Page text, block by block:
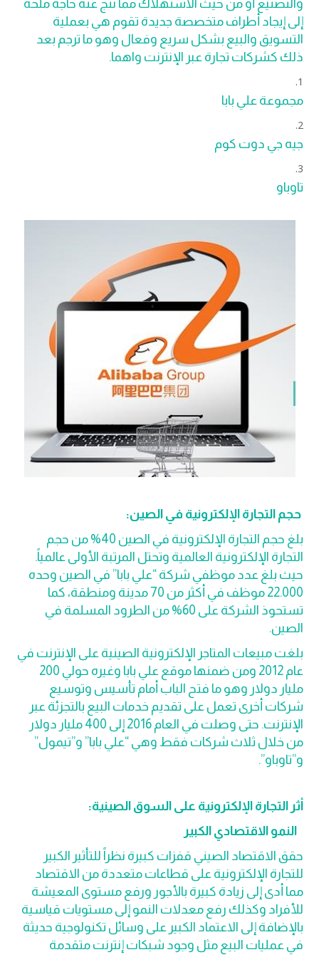
والتصنيع أو من حيث الاستهلاك مما نتج عنه حاجة ملحة
إلى إيجاد أطراف متخصصة جديدة تقوم هي بعملية
التسويق والبيع بشكل سريع وفعال وهو ما ترجم بعد
ذلك كشركات تجارة عبر الإنترنت واهما.
مجموعة علي بابا
جيه جي دوت كوم
تاوباو
حجم التجارة الإلكترونية في الصين:
بلغ حجم التجارة الإلكترونية في الصين 40% من حجم
التجارة الإلكترونية العالمية وتحتل المرتبة الأولى عالمياً.
حيث بلغ عدد موظفي شركة “علي بابا” في الصين وحده
22.000 موظف في أكثر من 70 مدينة ومنطقة، كما
تستحوذ الشركة على 60% من الطرود المسلمة في
الصين.
بلغت مبيعات المتاجر الإلكترونية الصينية على الإنترنت في
عام 2012 ومن ضمنها موقع علي بابا وغيره حولي 200
مليار دولار وهو ما فتح الباب أمام تأسيس وتوسيع
شركات أخرى تعمل على تقديم خدمات البيع بالتجزئة عبر
الإنترنت. حتى وصلت في العام 2016 إلى 400 مليار دولار
من خلال ثلاث شركات فقط وهي “علي بابا” و”تيمول”
و”تاوباو”.
أثر التجارة الإلكترونية على السوق الصينية:
النمو الاقتصادي الكبير
حقق الاقتصاد الصيني قفزات كبيرة نظراً للتأثير الكبير
للتجارة الإلكترونية على قطاعات متعددة من الاقتصاد
مما أدى إلى زيادة كبيرة بالأجور ورفع مستوى المعيشة
للأفراد وكذلك رفع معدلات النمو إلى مستويات قياسية
بالإضافة إلى الاعتماد الكبير على وسائل تكنولوجية حديثة
في عمليات البيع مثل وجود شبكات إنترنت متقدمة